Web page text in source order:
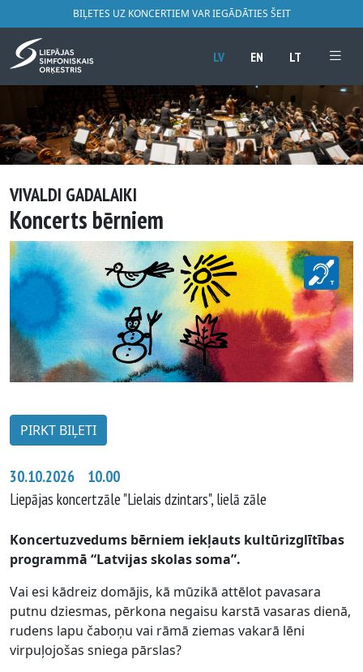
BIĻETES UZ KONCERTIEM VAR IEGĀDĀTIES ŠEIT
LV EN LT
VIVALDI GADALAIKI
Koncerts bērniem
PIRKT BIĻETI
30.10.2026 10.00
Liepājas koncertzāle "Lielais dzintars", lielā zāle
Koncertuzvedums bērniem iekļauts kultūrizglītības
programmā “Latvijas skolas soma”.
Vai esi kādreiz domājis, kā mūzikā attēlot pavasara
putnu dziesmas, pērkona negaisu karstā vasaras dienā,
rudens lapu čaboņu vai rāmā ziemas vakarā lēni
virpuļojošas sniega pārslas?